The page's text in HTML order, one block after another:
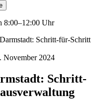
8:00–12:00 Uhr
Schritt-für-Schritt
November 2024
Schritt-